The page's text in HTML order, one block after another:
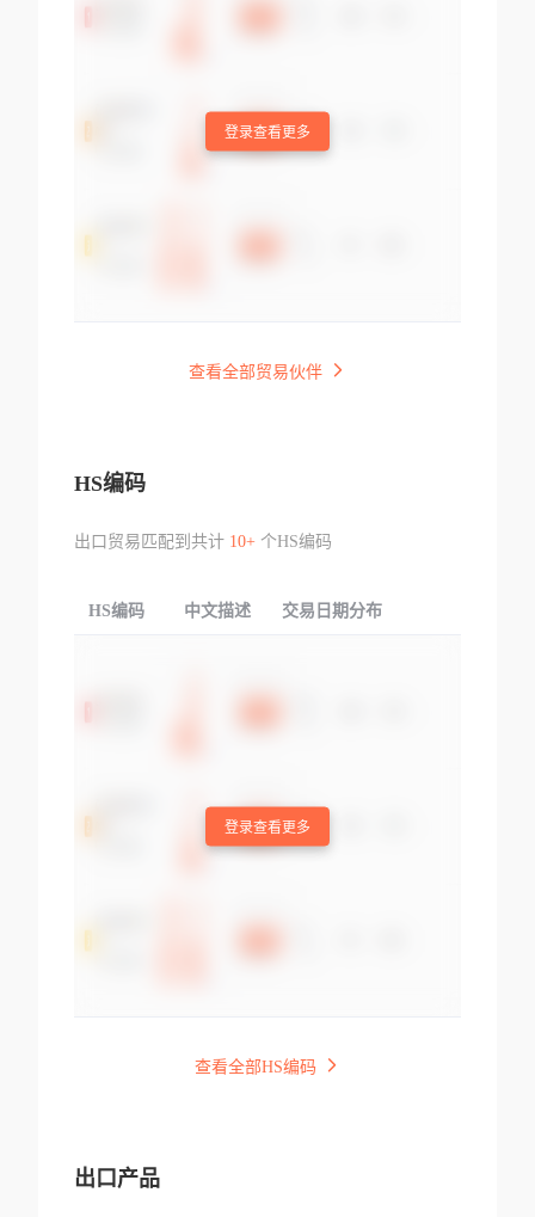
登录查看更多
查看全部贸易伙伴
HS编码
出口贸易匹配到共计 10+个HS编码
HS编码 中文描述 交易日期分布
登录查看更多
查看全部HS编码
出口产品